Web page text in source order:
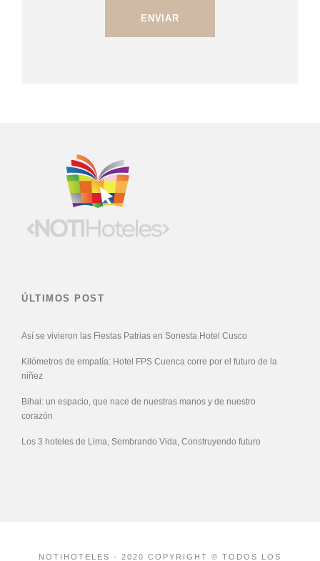
ÚLTIMOS POST
Así se vivieron las Fiestas Patrias en Sonesta Hotel Cusco
Kilómetros de empatía: Hotel FPS Cuenca corre por el futuro de la
niñez
Bihai: un espacio, que nace de nuestras manos y de nuestro
corazón
Los 3 hoteles de Lima, Sembrando Vida, Construyendo futuro
NOTIHOTELES - 2020 COPYRIGHT © TODOS LOS